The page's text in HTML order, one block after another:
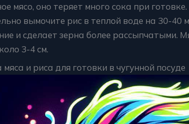
мясо, оно теряет много сока при
вымочите рис в теплой воде на 30-40
и сделает зерна более рассыпчатыми.
3-4 см.
и риса для готовки в чугунной посуде